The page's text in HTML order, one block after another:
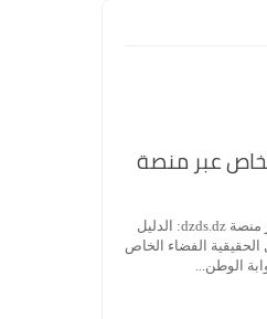
عبر منصة
الدخول إلى الفضاء الخاص عبر منصة dzds.dz: الدليل
الحقيقية الفضاء الخاص
الوطن...